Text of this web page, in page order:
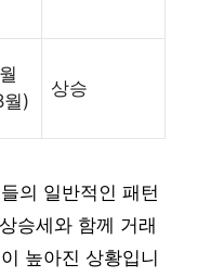
)
상승
의 일반적인 패턴
승세와 함께 거래
높아진 상황입니